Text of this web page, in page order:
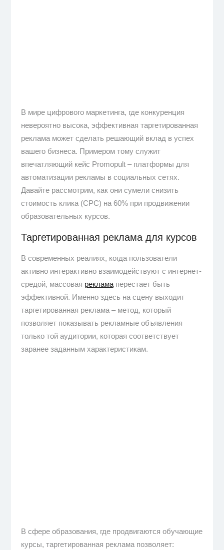
В мире цифрового маркетинга, где конкуренция
невероятно высока, эффективная таргетированная
реклама может сделать решающий вклад в успех
вашего бизнеса. Примером тому служит
впечатляющий кейс Promopult – платформы для
автоматизации рекламы в социальных сетях.
Давайте рассмотрим, как они сумели снизить
стоимость клика (CPC) на 60% при продвижении
образовательных курсов.
Таргетированная реклама для курсов
В современных реалиях, когда пользователи
активно интерактивно взаимодействуют с интернет-
средой, массовая рекламаперестает быть
эффективной. Именно здесь на сцену выходит
таргетированная реклама – метод, который
позволяет показывать рекламные объявления
только той аудитории, которая соответствует
заранее заданным характеристикам.
В сфере образования, где продвигаются обучающие
курсы, таргетированная реклама позволяет: